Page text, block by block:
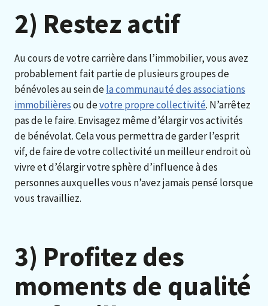
2) Restez actif
Au cours de votre carrière dans l’immobilier, vous avez
probablement fait partie de plusieurs groupes de
bénévoles au sein dela communauté des associations
immobilièresou devotre propre collectivité. N’arrêtez
pas de le faire. Envisagez même d’élargir vos activités
de bénévolat. Cela vous permettra de garder l’esprit
vif, de faire de votre collectivité un meilleur endroit où
vivre et d’élargir votre sphère d’influence à des
personnes auxquelles vous n’avez jamais pensé lorsque
vous travailliez.
3) Profitez des
moments de qualité